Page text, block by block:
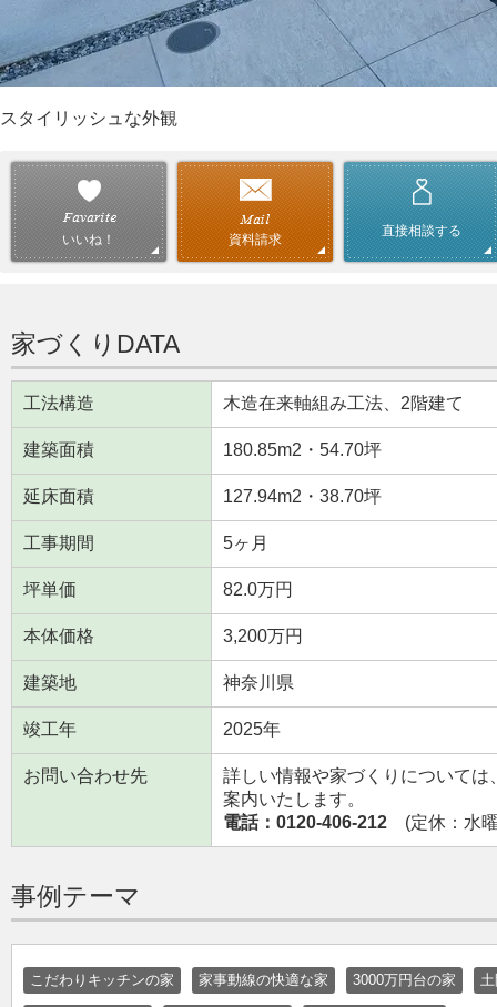
スタイリッシュな外観
いいね！ 資料請求
直接相談する
家づくりDATA
工法構造 木造在来軸組み工法、2階建て
建築面積 180.85m2 ・54.70坪
延床面積 127.94m2 ・38.70坪
工事期間 5ヶ月
坪単価 82.0万円
本体価格 3,200万円
建築地 神奈川県
竣工年 2025年
お問い合わせ先
詳しい情報や家づくりについて
案内いたします。
電話：0120-406-212 (定休：水
事例テーマ
こだわりキッチンの家 家事動線の快適な家 3000万円台の家